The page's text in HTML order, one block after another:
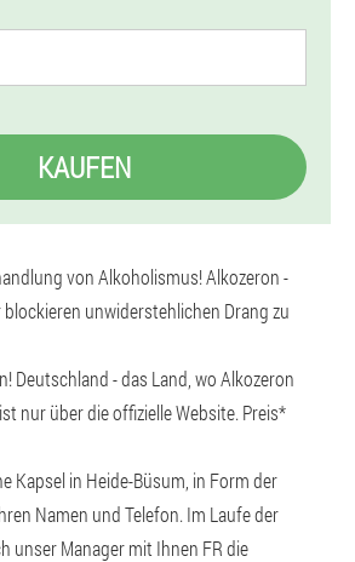
KAUFEN
von Alkoholismus! Alkozeron -
unwiderstehlichen Drang zu
Deutschland - das Land, wo Alkozeron
nur über die offizielle Website. Preis*
Kapsel in Heide-Büsum, in Form der
Namen und Telefon. Im Laufe der
unser Manager mit Ihnen FR die